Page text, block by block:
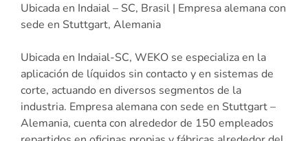
Ubicada en Indaial – SC, Brasil | Empresa alemana con
sede en Stuttgart, Alemania
Ubicada en Indaial-SC, WEKO se especializa en la
aplicación de líquidos sin contacto y en sistemas de
corte, actuando en diversos segmentos de la
industria. Empresa alemana con sede en Stuttgart –
Alemania, cuenta con alrededor de 150 empleados